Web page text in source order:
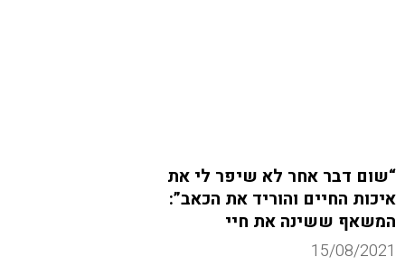
“שום דבר אחר לא שיפר לי את
איכות החיים והוריד את הכאב”:
המשאף ששינה את חיי
15/08/2021